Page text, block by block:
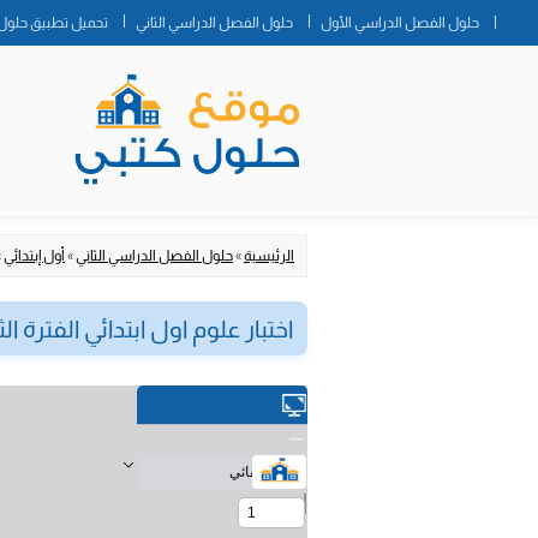
حلول الفصل الدراسي الأول حلول الفصل الدراسي الثاني تحميل تطبيق
الرئيسية»حلول الفصل الدراسي الثاني» أول إبتدائي
اختبار علوم اول ابتدائي الفترة